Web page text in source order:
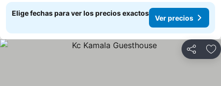
Elige fechas para ver los precios exactos
Ver precios
Compartir